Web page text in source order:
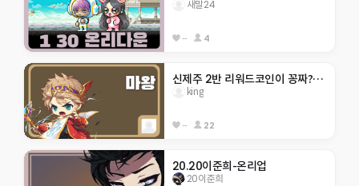
새말24
-- 4
신제주 2반 리워드코인이 꽁짜???!!!!!!
king
-- 22
20.20이준희-온리업
20이준희